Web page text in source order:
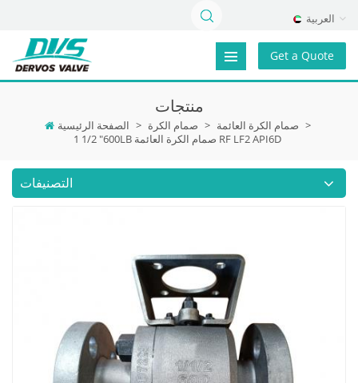
العربية
Get a Quote
منتجات
الصفحة الرئيسية > صمام الكرة > صمام الكرة العائمة >
1 1/2 "600LB صمام الكرة العائمة RF LF2 API6D
التصنيفات